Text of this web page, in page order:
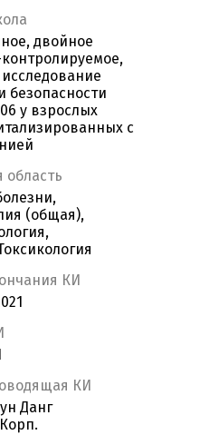
двойное
безопасности
у взрослых
с
область
(общая),
КИ
КИ
Данг